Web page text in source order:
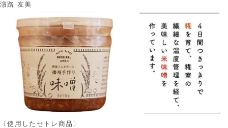
濵路 友美
〔使用したセトレ商品〕